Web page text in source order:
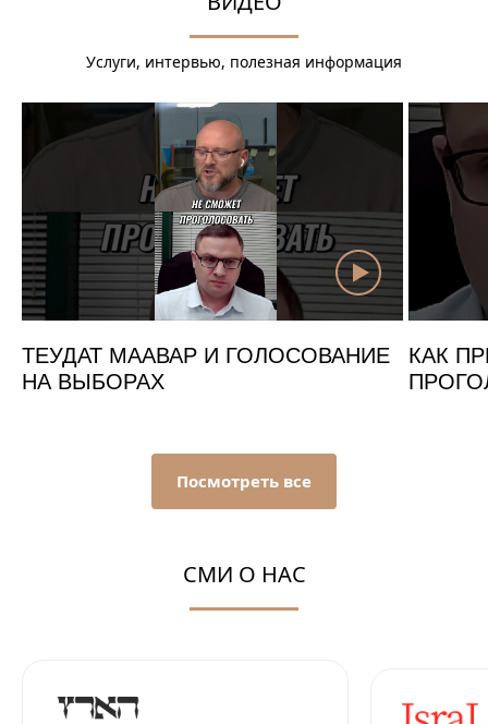
Услуги, интервью, полезная информация
ТЕУДАТ МААВАР И ГОЛОСОВАНИЕ
НА ВЫБОРАХ
КАК
Посмотреть все
СМИ О НАС